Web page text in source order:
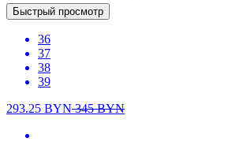
Быстрый просмотр
36
37
38
39
293.25 BYN345BYN